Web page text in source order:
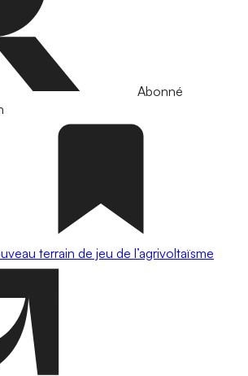
Abonné
terrain de jeu de l’agrivoltaïsme